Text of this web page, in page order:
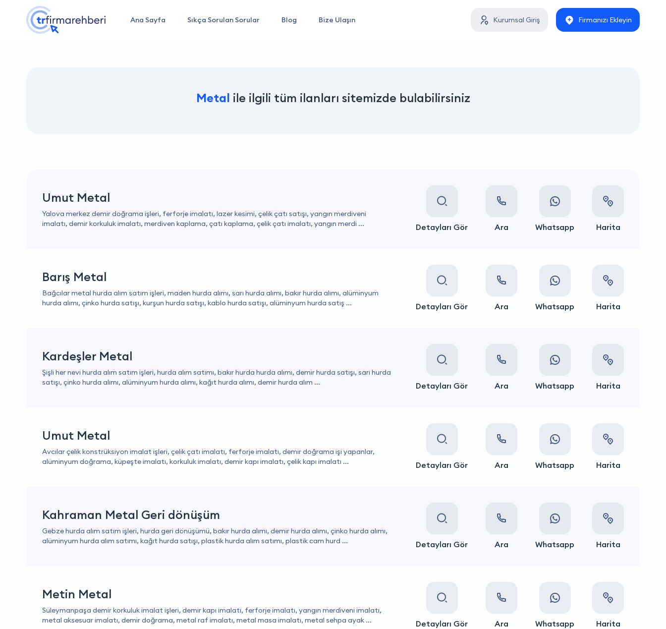
Ana Sayfa Sıkça Sorulan Sorular Blog Bize Ulaşın Kurumsal Giriş Firmanızı Ekleyin
Metal ile ilgili tüm ilanları sitemizde bulabilirsiniz
Umut Metal
Yalova merkez demir doğrama işleri, ferforje imalatı, lazer kesimi, çelik çatı satışı, yangın merdiveni
imalatı, demir korkuluk imalatı, merdiven kaplama, çatı kaplama, çelik çatı imalatı, yangın merdi ...
Detayları Gör Ara Whatsapp Harita
Barış Metal
Bağcılar metal hurda alım satım işleri, maden hurda alımı, sarı hurda alımı, bakır hurda alımı, alüminyum
hurda alımı, çinko hurda satışı, kurşun hurda satışı, kablo hurda satışı, alüminyum hurda satış ...
Detayları Gör Ara Whatsapp Harita
Kardeşler Metal
Şişli her nevi hurda alım satım işleri, hurda alım satımı, bakır hurda hurda alımı, demir hurda satışı, sarı hurda
satışı, çinko hurda alımı, alüminyum hurda alımı, kağıt hurda alımı, demir hurda alım ...
Detayları Gör Ara Whatsapp Harita
Umut Metal
Avcılar çelik konstrüksiyon imalat işleri, çelik çatı imalatı, ferforje imalatı, demir doğrama işi yapanlar,
alüminyum doğrama, küpeşte imalatı, korkuluk imalatı, demir kapı imalatı, çelik kapı imalatı ...
Detayları Gör Ara Whatsapp Harita
Kahraman Metal Geri dönüşüm
Gebze hurda alım satım işleri, hurda geri dönüşümü, bakır hurda alımı, demir hurda alımı, çinko hurda alımı,
alüminyum hurda alım satımı, kağıt hurda satışı, plastik hurda alım satımı, plastik cam hurd ...
Detayları Gör Ara Whatsapp Harita
Metin Metal
Süleymanpaşa demir korkuluk imalat işleri, demir kapı imalatı, ferforje imalatı, yangın merdiveni imalatı,
metal aksesuar imalatı, demir doğrama, metal raf imalatı, metal masa imalatı, metal sehpa ayak ...
Detayları Gör Ara Whatsapp Harita